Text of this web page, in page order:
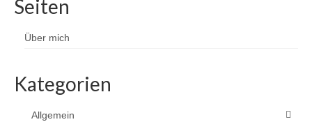
Seiten
Über mich
Kategorien
Allgemein